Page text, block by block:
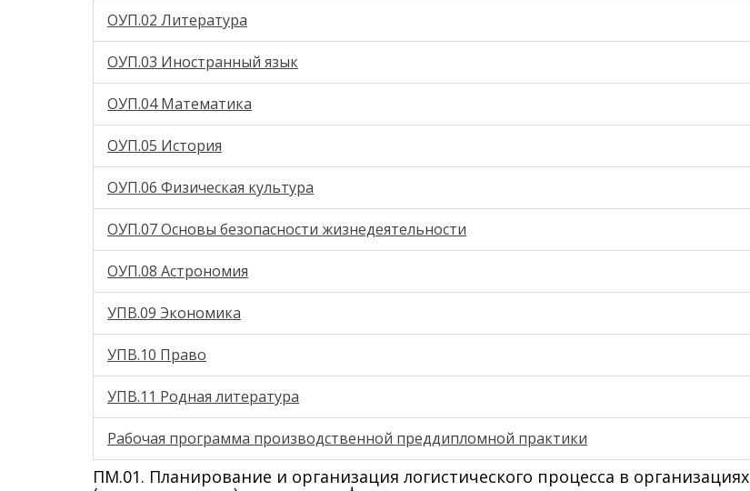
ОУП.02 Литература
ОУП.03 Иностранный язык
ОУП.04 Математика
ОУП.05 История
ОУП.06 Физическая культура
ОУП.07 Основы безопасности жизнедеятельности
ОУП.08 Астрономия
УПВ.09 Экономика
УПВ.10 Право
УПВ.11 Родная литература
Рабочая программа производственной преддипломной практики
ПМ.01. Планирование и организация логистического процесса в организациях